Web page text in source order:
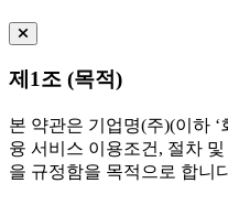
제1조 (목적)
본 약관은 기업명(주)(이하
융 서비스 이용조건, 절차
을 규정함을 목적으로 합니